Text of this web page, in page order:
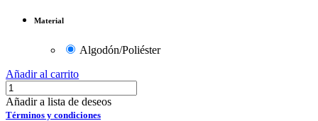
Material
Algodón/Poliéster
Añadir al carrito
Añadir a lista de deseos
Términos y condiciones